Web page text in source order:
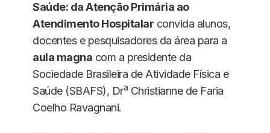
Saúde: da Atenção Primária ao
Atendimento Hospitalar convida alunos,
docentes e pesquisadores da área para a
aula magna com a presidente da
Sociedade Brasileira de Atividade Física e
Saúde (SBAFS), Dra Christianne de Faria
Coelho Ravagnani.